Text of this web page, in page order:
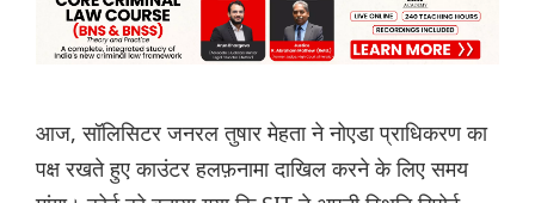
आज, सॉलिसिटर जनरल तुषार मेहता ने नोएडा प्राधिकरण का
पक्ष रखते हुए काउंटर हलफ़नामा दाखिल करने के लिए समय